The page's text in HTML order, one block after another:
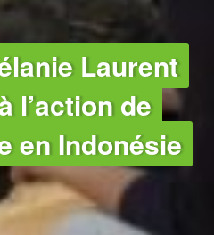
FORÊTS
Laurent
l’action de
en Indonésie